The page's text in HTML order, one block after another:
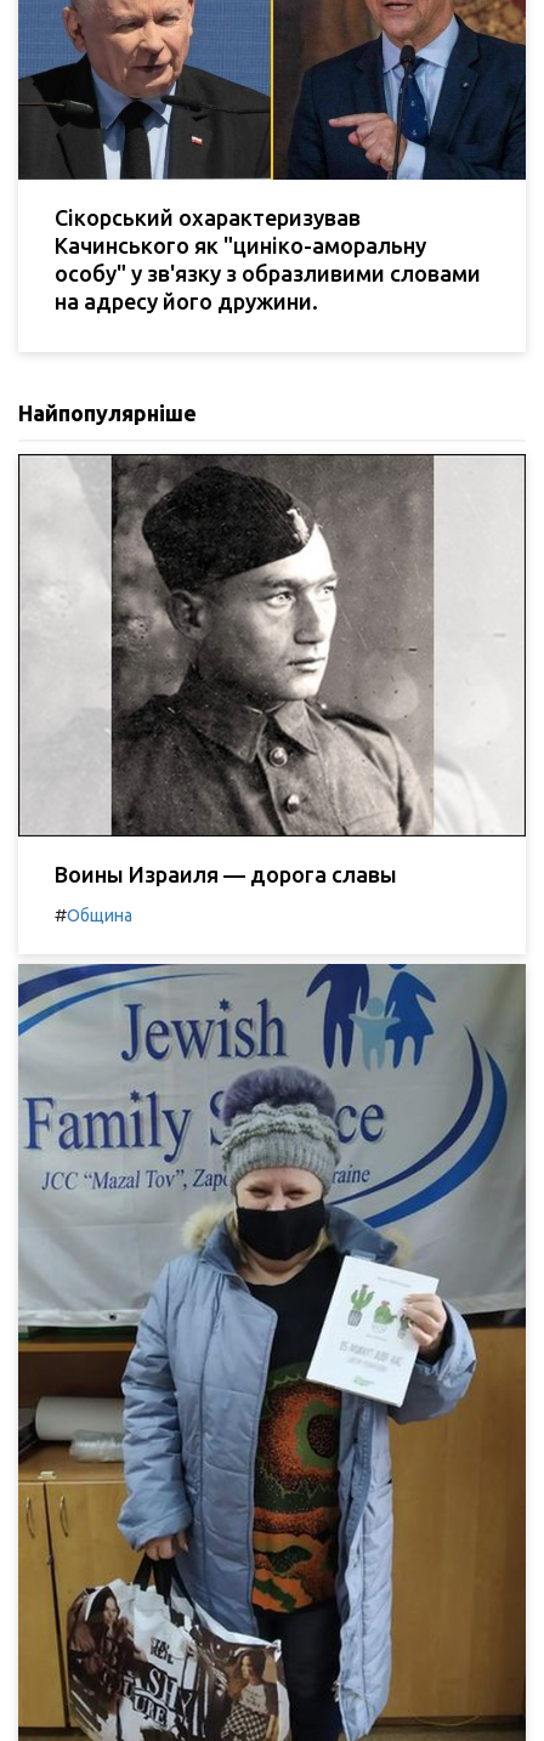
Сікорський охарактеризував
Качинського як "циніко-аморальну
особу" у зв'язку з образливими словами
на адресу його дружини.
Найпопулярніше
Воины Израиля — дорога славы
#Община